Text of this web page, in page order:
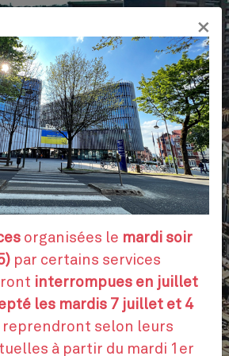
Aller
contenu
principal
VOUS
NOUS
FR
×
organisées le mardi soir
par certains services
interrompues en juillet
les mardis 7 juillet et 4
reprendront selon leurs
à partir du mardi 1er